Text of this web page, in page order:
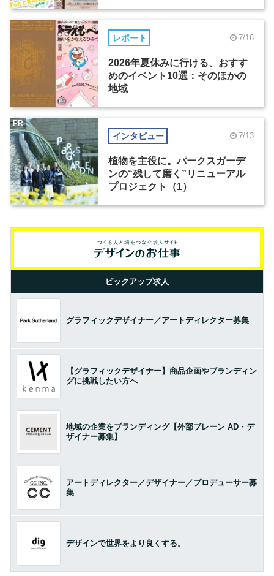
レポート 7/16
2026年夏休みに行ける、おすす
めのイベント10選：そのほかの
地域
インタビュー 7/13
植物を主役に。パークスガーデ
ンの“残して磨く”リニューアル
プロジェクト（1）
PR
ピックアップ求人
グラフィックデザイナー／アートディレクター募集
【グラフィックデザイナー】商品企画やブランディン
グに挑戦したい方へ
地域の企業をブランディング【外部ブレーン AD・デ
ザイナー募集】
アートディレクター／デザイナー／プロデューサー募
集
デザインで世界をより良くする。